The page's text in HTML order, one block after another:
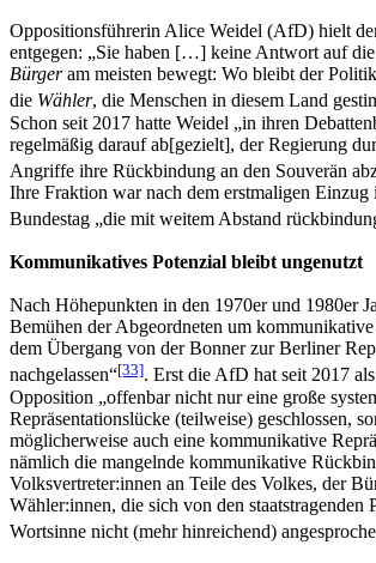
Oppositionsführerin Alice Weidel (AfD) hielt
entgegen: „Sie haben […] keine Antwort auf
Bürgeram meisten bewegt: Wo bleibt der
die Wähler, die Menschen in diesem Land
Schon seit 2017 hatte Weidel „in ihren
regelmäßig darauf ab[gezielt], der Regierung
Angriffe ihre Rückbindung an den Souverän
Ihre Fraktion war nach dem erstmaligen Einzug
Bundestag „die mit weitem Abstand
Kommunikatives Potenzial bleibt ungenutzt
Nach Höhepunkten in den 1970er und 1980er
Bemühen der Abgeordneten um
dem Übergang von der Bonner zur Berliner
nachgelassen“[33]. Erst die AfD hat seit 2017
Opposition „offenbar nicht nur eine große
Repräsentationslücke (teilweise) geschlossen,
möglicherweise auch eine kommunikative
nämlich die mangelnde kommunikative
Volksvertreter:innen an Teile des Volkes, der
Wähler:innen, die sich von den staatstragenden
Wortsinne nicht (mehr hinreichend)